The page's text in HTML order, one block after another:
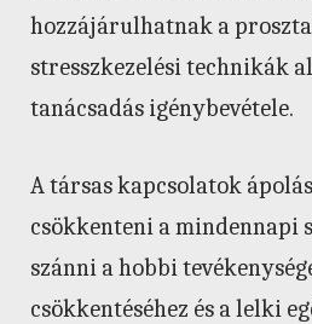
hozzájárulhatnak a
stresszkezelési technikák
tanácsadás igénybevétele.
A társas kapcsolatok
csökkenteni a mindennapi
szánni a hobbi
csökkentéséhez és a lelki